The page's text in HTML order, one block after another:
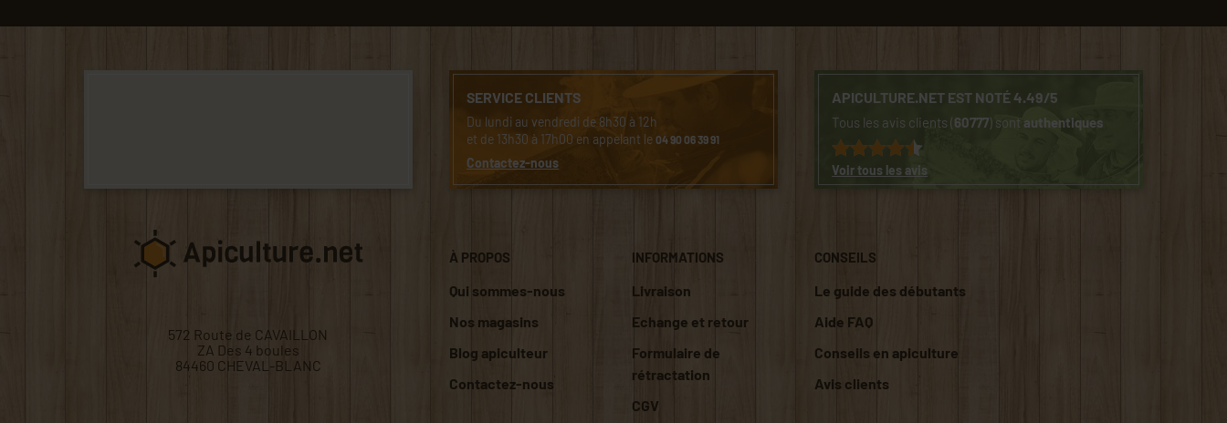
SERVICE CLIENTS
Du lundi au vendredi de 8h30 à 12h
et de 13h30 à 17h00 en appelant le04 90 06 39 91
Contactez-nous
APICULTURE.NET EST NOTÉ 4.49/5
Tous les avis clients (60777) sont authentiques
Voir tous les avis
572 Route de CAVAILLON
ZA Des 4 boules
84460 CHEVAL-BLANC
À PROPOS
Qui sommes-nous
Nos magasins
Blog apiculteur
Contactez-nous
INFORMATIONS
Livraison
Echange et retour
Formulaire de
rétractation
CGV
CONSEILS
Le guide des débutants
Aide FAQ
Conseils en apiculture
Avis clients